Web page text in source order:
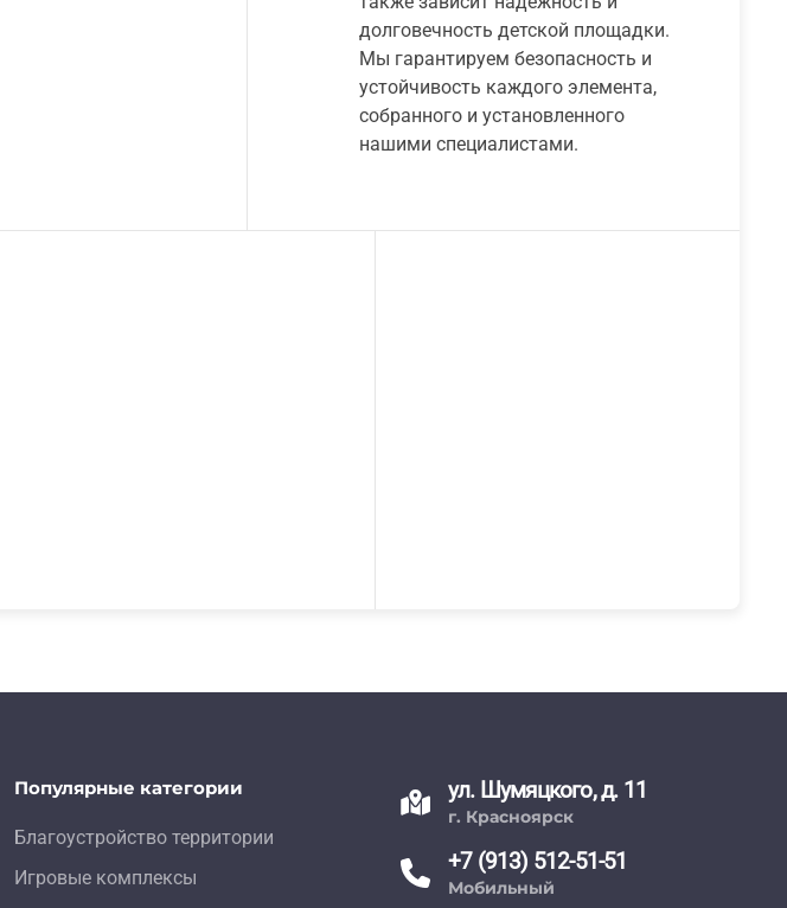
долговечность детской площадки.
Мы гарантируем безопасность и
устойчивость каждого элемента,
собранного и установленного
нашими специалистами.
Популярные категории
Благоустройство территории
Игровые комплексы
ул. Шумяцкого, д. 11
г. Красноярск
+7 (913) 512-51-51
Мобильный